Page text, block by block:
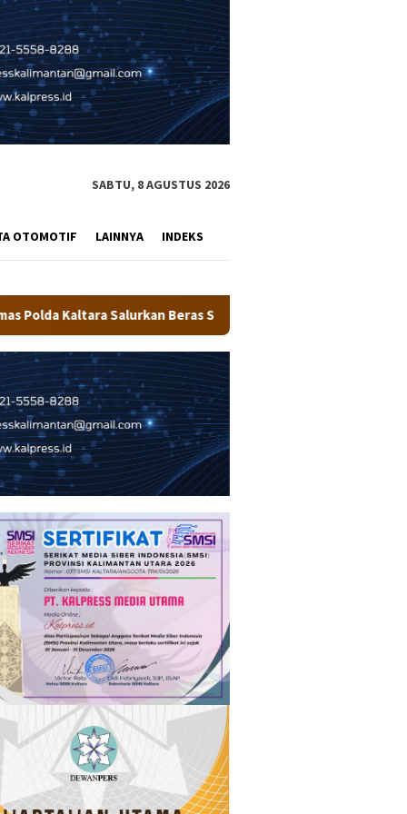
SABTU, 8 AGUSTUS 2026
OTOMOTIF LAINNYA INDEKS
SPHP Kepada Masyarakat